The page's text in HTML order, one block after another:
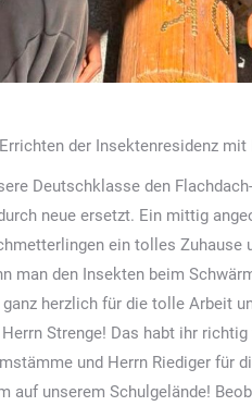
der Insektenresidenz mit
Deutschklasse den
neue ersetzt. Ein mittig
ein tolles
man den Insekten beim
herzlich für die tolle Arbeit
Strenge! Das habt ihr
und Herrn Riediger für
auf unserem Schulgelände!